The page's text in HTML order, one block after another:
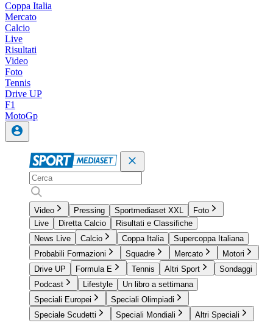
Coppa Italia
Mercato
Calcio
Live
Risultati
Video
Foto
Tennis
Drive UP
F1
MotoGp
Video Pressing Sportmediaset XXL
Foto
Live
Diretta Calcio
Risultati e Classifiche
News Live
Calcio Coppa Italia
Supercoppa Italiana
Probabili Formazioni
Squadre Mercato
Motori
Drive UP
Formula E Tennis Altri Sport
Sondaggi
Podcast
Lifestyle
Un libro a settimana
Speciali Europei
Speciali Olimpiadi
Speciale Scudetti
Speciali Mondiali Altri Speciali